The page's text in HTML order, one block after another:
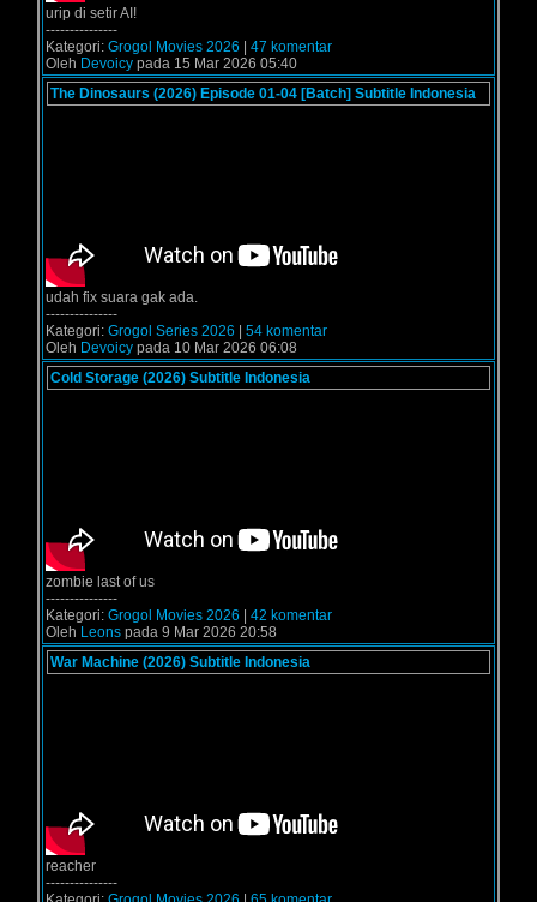
urip di setir AI!
---------------
Kategori: Grogol Movies 2026
47 komentar
Oleh Devoicy pada 15 Mar 2026 05:40
The Dinosaurs (2026) Episode 01-04 [Batch] Subtitle Indonesia
udah fix suara gak ada.
---------------
Kategori: Grogol Series 2026
54 komentar
Oleh Devoicy pada 10 Mar 2026 06:08
Cold Storage (2026) Subtitle Indonesia
zombie last of us
---------------
Kategori: Grogol Movies 2026
42 komentar
Oleh Leons pada 9 Mar 2026 20:58
War Machine (2026) Subtitle Indonesia
reacher
---------------